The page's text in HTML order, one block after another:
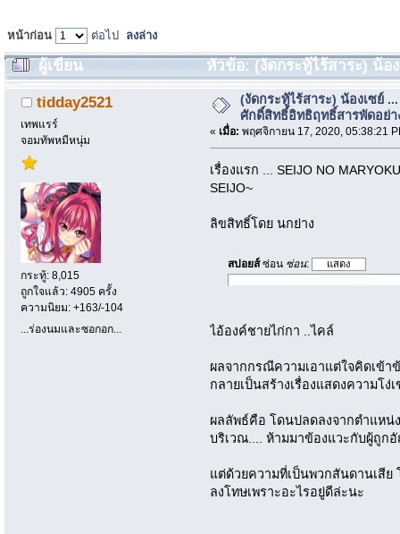
หน้าก่อน ต่อไป ลงล่าง
ผู้เขียน
หัวข้อ: (งัดกระทู้ไร้สาระ) น้อ
(อ่าน 99583 ครั้ง)
tidday2521
เทพแรร์
จอมทัพหมีหนุ่ม
กระทู้: 8,015
ถูกใจแล้ว: 4905 ครั้ง
ความนิยม: +163/-104
...ร่องนมและซอกอก...
(งัดกระทู้ไร้สาระ) น้องเซย์
ศักดิ์สิทธิ์อิทธิฤทธิ์สารพัดอย่า
« เมื่อ: พฤศจิกายน 17, 2020, 05:38:21
เรื่องแรก ... SEIJO NO
SEIJO~
ลิขสิทธิ์โดย นกย่าง
สปอยส์ซ่อน ซ่อน:
ไอ้องค์ชายไก่กา ..ไคล์
ผลจากกรณีความเอาแต่ใจคิดเข้า
กลายเป็นสร้างเรื่องแสดงความโง่
ผลลัพธ์คือ โดนปลดลงจากตำแห
บริเวณ.... ห้ามมาข้องแวะกับผู้ถูก
แต่ด้วยความที่เป็นพวกสันดานเสีย
ลงโทษเพราะอะไรอยู่ดีล่ะนะ